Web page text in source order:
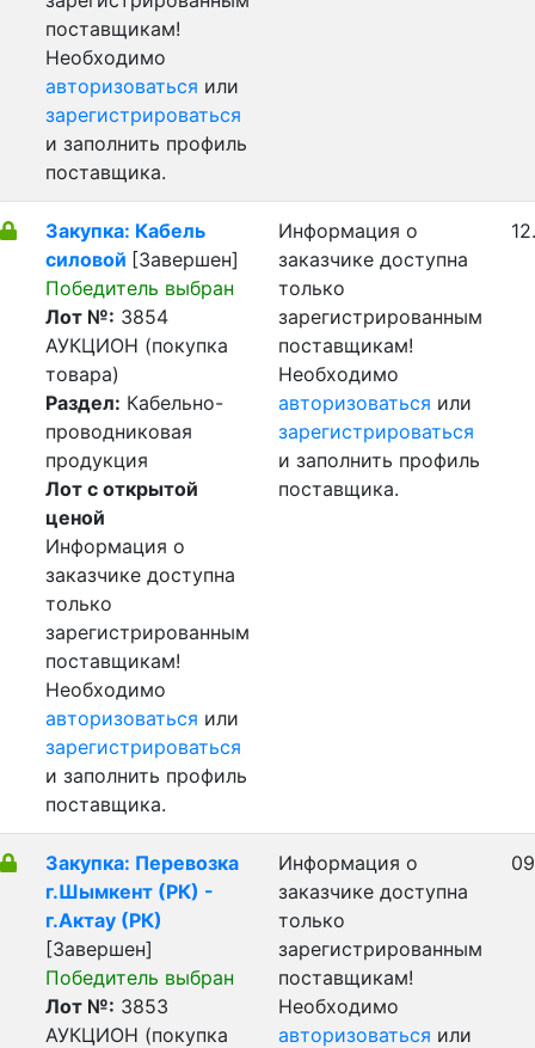
поставщикам!
Необходимо
авторизоваться или
зарегистрироваться
и заполнить профиль
поставщика.
Закупка: Кабель
силовой [Завершен]
Победитель выбран
Лот №: 3854
АУКЦИОН (покупка
товара)
Раздел: Кабельно-
проводниковая
продукция
Лот с открытой
ценой
Информация о
заказчике доступна
только
зарегистрированным
поставщикам!
Необходимо
авторизоваться или
зарегистрироваться
и заполнить профиль
поставщика.
Информация о
заказчике доступна
только
зарегистрированным
поставщикам!
Необходимо
авторизоваться или
зарегистрироваться
и заполнить профиль
поставщика.
Закупка: Перевозка
г.Шымкент (РК) -
г.Актау (РК)
[Завершен]
Победитель выбран
Лот №: 3853
АУКЦИОН (покупка
Информация о
заказчике доступна
только
зарегистрированным
поставщикам!
Необходимо
авторизоваться или